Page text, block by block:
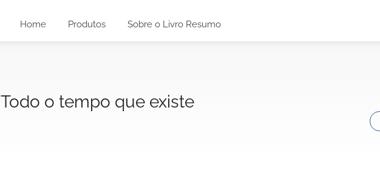
Home Produtos Sobre o Livro Resumo
Todo o tempo que existe